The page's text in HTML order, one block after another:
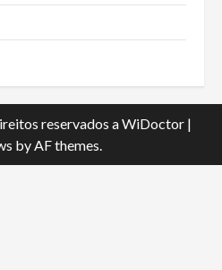
reservados a WiDoctor |
by AF themes.